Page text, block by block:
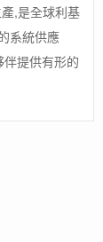
,是全球利基
系統供應
提供有形的